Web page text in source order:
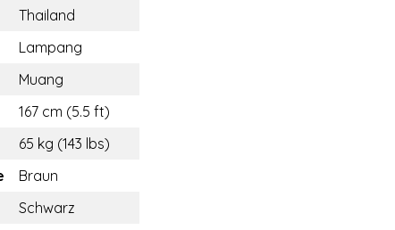
Thailand
Lampang
Muang
167 cm (5.5 ft)
65 kg (143 lbs)
Braun
Schwarz